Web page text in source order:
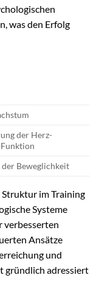
was den Erfolg
der Herz-
der Beweglichkeit
Struktur im Training
Systeme
verbesserten
Ansätze
und
gründlich adressiert